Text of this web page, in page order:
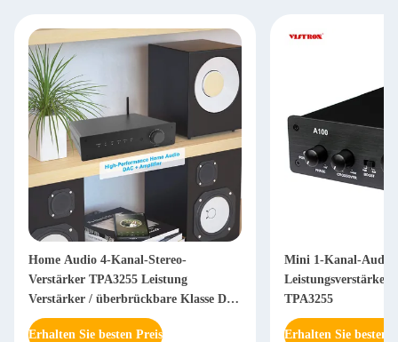
Home Audio 4-Kanal-Stereo-
Verstärker TPA3255 Leistung
Verstärker / überbrückbare Klasse D
Mono-Verstärker
Erhalten Sie besten Preis
Mini 1-Kanal-Audio-
Leistungsverstärker
TPA3255
Erhalten Sie besten